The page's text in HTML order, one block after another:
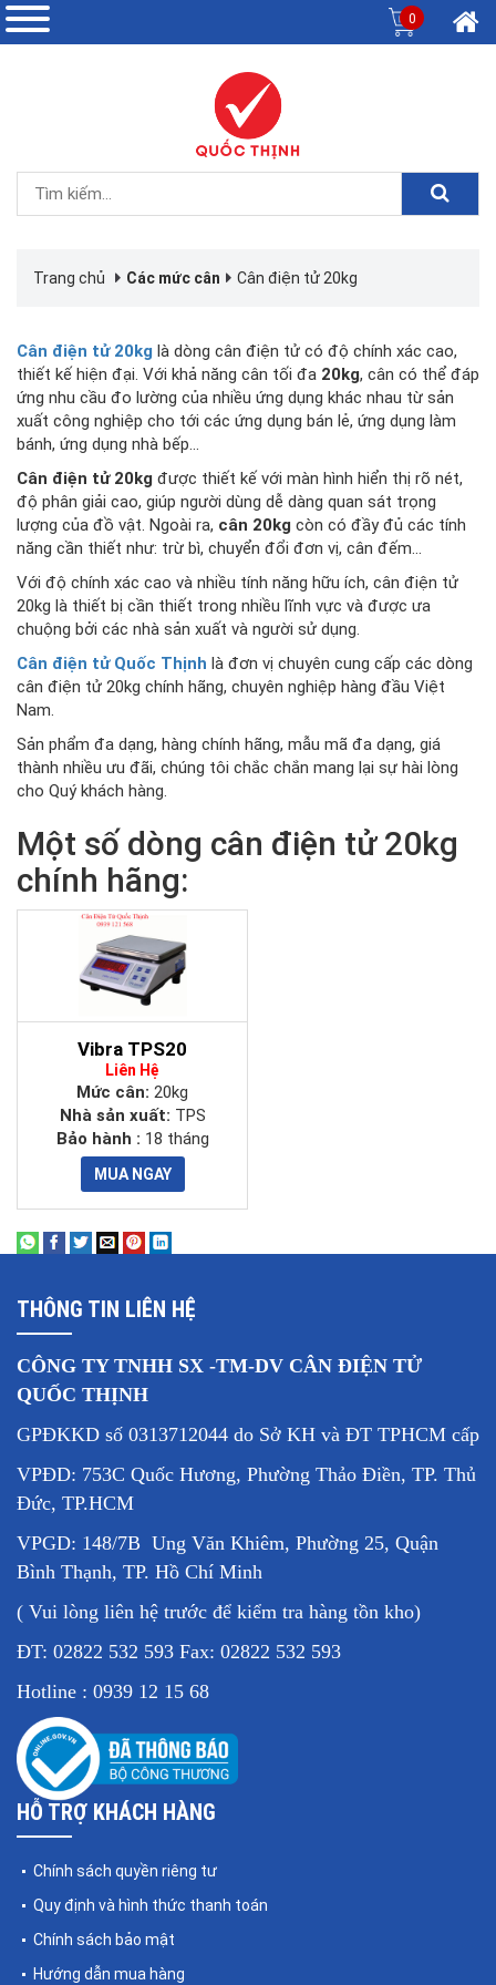
0
Trang chủ Các mức cân Cân điện tử 20kg
Cân điện tử 20kg là dòng cân điện tử có độ chính xác cao,
thiết kế hiện đại. Với khả năng cân tối đa 20kg, cân có thể đáp
ứng nhu cầu đo lường của nhiều ứng dụng khác nhau từ sản
xuất công nghiệp cho tới các ứng dụng bán lẻ, ứng dụng làm
bánh, ứng dụng nhà bếp...
Cân điện tử 20kg được thiết kế với màn hình hiển thị rõ nét,
độ phân giải cao, giúp người dùng dễ dàng quan sát trọng
lượng của đồ vật. Ngoài ra, cân 20kg còn có đầy đủ các tính
năng cần thiết như: trừ bì, chuyển đổi đơn vị, cân đếm...
Với độ chính xác cao và nhiều tính năng hữu ích, cân điện tử
20kg là thiết bị cần thiết trong nhiều lĩnh vực và được ưa
chuộng bởi các nhà sản xuất và người sử dụng.
Cân điện tử Quốc Thịnh là đơn vị chuyên cung cấp các dòng
cân điện tử 20kg chính hãng, chuyên nghiệp hàng đầu Việt
Nam.
Sản phẩm đa dạng, hàng chính hãng, mẫu mã đa dạng, giá
thành nhiều ưu đãi, chúng tôi chắc chắn mang lại sự hài lòng
cho Quý khách hàng.
Một số dòng cân điện tử 20kg
chính hãng:
Vibra TPS20
Liên Hệ
Mức cân: 20kg
Nhà sản xuất: TPS
Bảo hành : 18 tháng
THÔNG TIN LIÊN HỆ
CÔNG TY TNHH SX -TM-DV CÂN ĐIỆN TỬ
QUỐC THỊNH
GPĐKKD số 0313712044 do Sở KH và ĐT TPHCM cấp
VPĐD: 753C Quốc Hương, Phường Thảo Điền, TP. Thủ
Đức, TP.HCM
VPGD: 148/7B Ung Văn Khiêm, Phường 25, Quận
Bình Thạnh, TP. Hồ Chí Minh
( Vui lòng liên hệ trước để kiểm tra hàng tồn kho)
ĐT: 02822 532 593 Fax: 02822 532 593
Hotline : 0939 12 15 68
HỖ TRỢ KHÁCH HÀNG
Chính sách quyền riêng tư
Quy định và hình thức thanh toán
Chính sách bảo mật
Hướng dẫn mua hàng